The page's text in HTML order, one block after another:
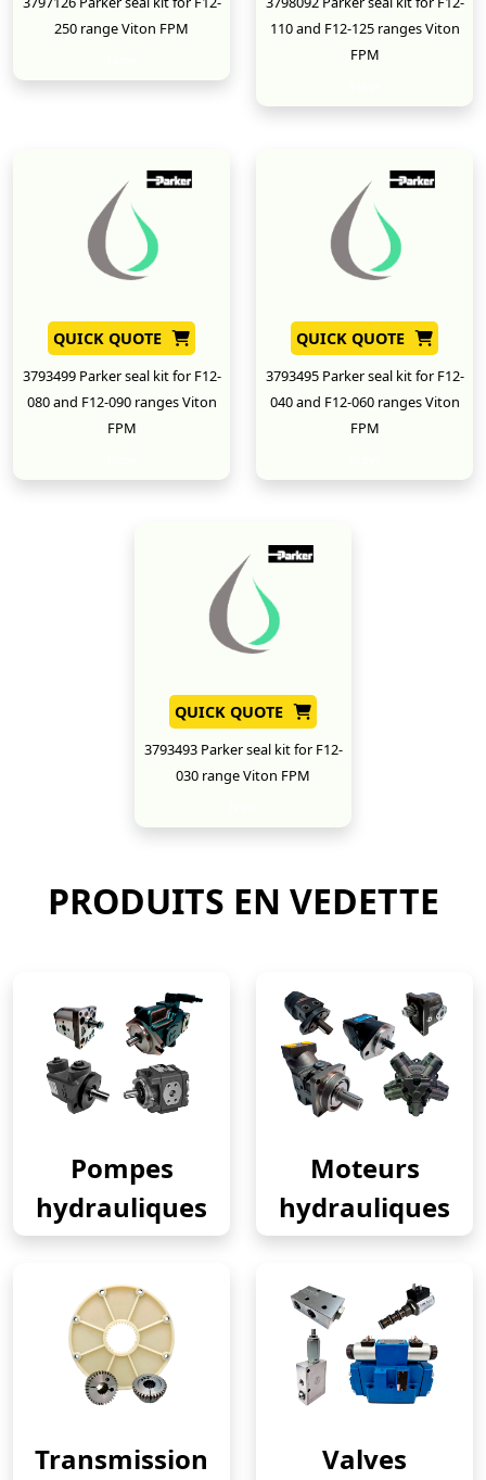
250 range Viton FPM
110 and F12-125 ranges Viton
FPM
QUICK QUOTE
3793499 Parker seal kit for F12-
080 and F12-090 ranges Viton
FPM
QUICK QUOTE
3793495 Parker seal kit for F12-
040 and F12-060 ranges Viton
FPM
QUICK QUOTE
3793493 Parker seal kit for F12-
030 range Viton FPM
PRODUITS EN VEDETTE
Pompes
hydrauliques
Moteurs
hydrauliques
Transmission Valves